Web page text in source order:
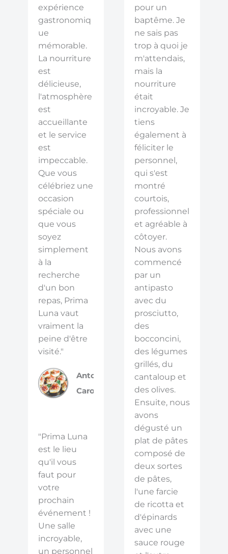
expérience
gastronomiq
ue
mémorable.
La nourriture
est
délicieuse,
l'atmosphère
est
accueillante
et le service
est
impeccable.
Que vous
célébriez une
occasion
spéciale ou
que vous
soyez
simplement
à la
recherche
d'un bon
repas, Prima
Luna vaut
vraiment la
peine d'être
visité."
Antoinette
Carosielli
"Prima Luna
est le lieu
qu'il vous
faut pour
votre
prochain
événement !
Une salle
incroyable,
un personnel
pour un
baptême. Je
ne sais pas
trop à quoi je
m'attendais,
mais la
nourriture
était
incroyable. Je
tiens
également à
féliciter le
personnel,
qui s'est
montré
courtois,
professionnel
et agréable à
côtoyer.
Nous avons
commencé
par un
antipasto
avec du
prosciutto,
des
bocconcini,
des légumes
grillés, du
cantaloup et
des olives.
Ensuite, nous
avons
dégusté un
plat de pâtes
composé de
deux sortes
de pâtes,
l'une farcie
de ricotta et
d'épinards
avec une
sauce rouge